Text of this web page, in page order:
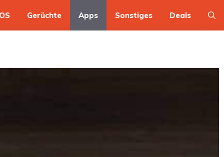
Gerüchte Apps Sonstiges Deals